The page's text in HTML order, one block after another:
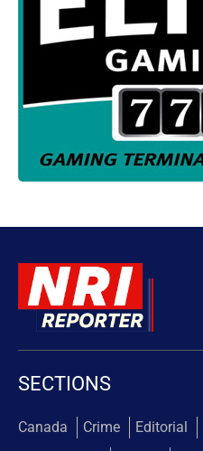
SECTIONS
Canada Crime Editorial